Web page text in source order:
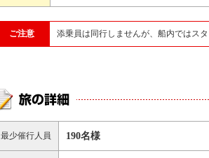
ご注意 添乗員は同行しませんが、船内ではスタ
最少催行人員 190名様